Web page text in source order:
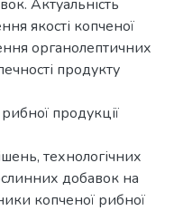
Актуальність
якості копченої
органолептичних
продукту
продукції
технологічних
добавок на
копченої рибної